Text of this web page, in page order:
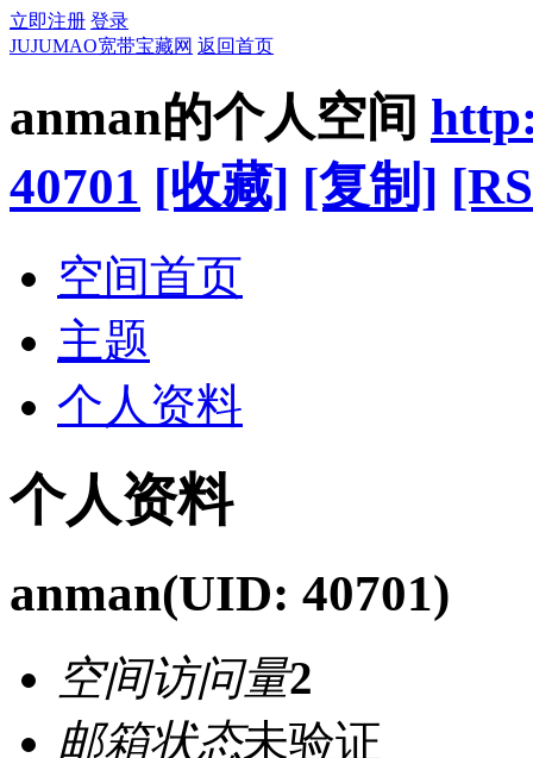
立即注册 登录
JUJUMAO宽带宝藏网 返回首页
anman的个人空间
40701 [收藏] [复制]
空间首页
主题
个人资料
个人资料
anman(UID: 40701)
空间访问量2
邮箱状态未验证